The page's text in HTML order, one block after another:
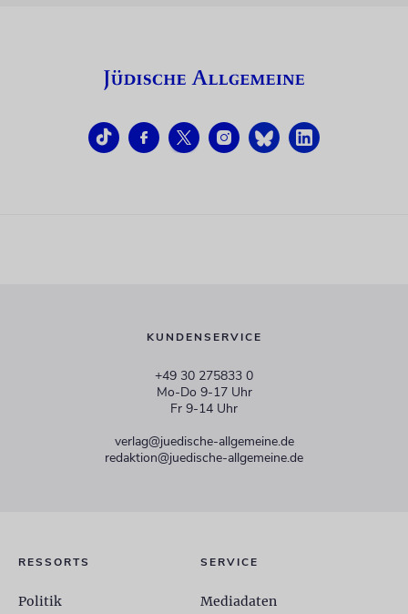
KUNDENSERVICE
+49 30 275833 0
Mo-Do 9-17 Uhr
Fr 9-14 Uhr
verlag@juedische-allgemeine.de
redaktion@juedische-allgemeine.de
RESSORTS
Politik
SERVICE
Mediadaten